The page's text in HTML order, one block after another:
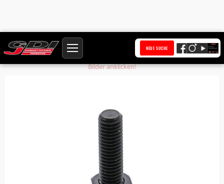
NEUE SUCHE
Startseite Produkte Kettenspanner
Bilder anklicken!